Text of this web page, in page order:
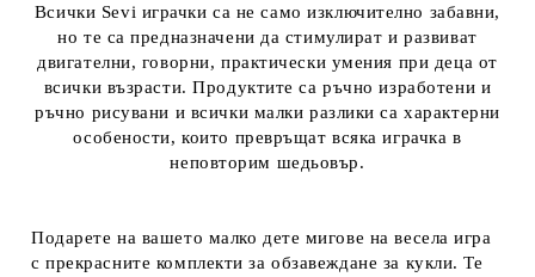
Всички Sevi играчки са не само изключително забавни,
но те са предназначени да стимулират и развиват
двигателни, говорни, практически умения при деца от
всички възрасти. Продуктите са ръчно изработени и
ръчно рисувани и всички малки разлики са характерни
особености, които превръщат всяка играчка в
неповторим шедьовър.
Подарете на вашето малко дете мигове на весела игра
с прекрасните комплекти за обзавеждане за кукли. Те